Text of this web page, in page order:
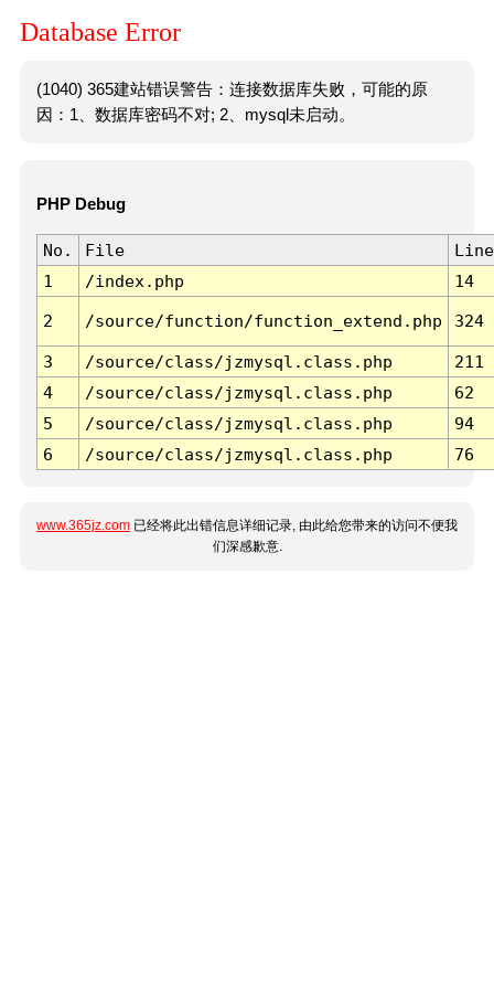
Database Error
(1040) 365建站错误警告：连接数据库失败，可能的原
因：1、数据库密码不对; 2、mysql未启动。
PHP Debug
No. File
Line
1
/index.php 14
2 /source/function/function_extend.php 324
3 /source/class/jzmysql.class.php
211
4
/source/class/jzmysql.class.php
62
5
/source/class/jzmysql.class.php
94
6
/source/class/jzmysql.class.php 76
www.365jz.com 已经将此出错信息详细记录, 由此给您带来的访问不便我
们深感歉意.